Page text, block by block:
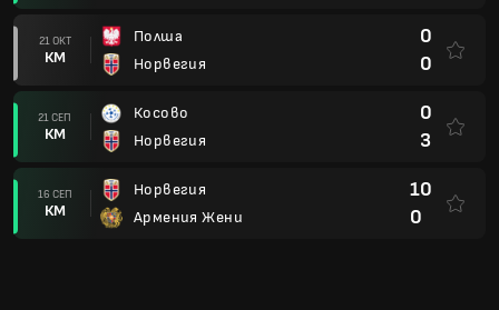
21 ОКТ
КМ
Полша
Норвегия
0
0
21 СЕП
КМ
Косово
Норвегия
0
3
16 СЕП
КМ
Норвегия
Армения Жени
10
0